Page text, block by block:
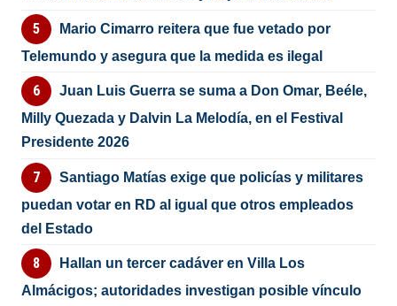
Mario Cimarro reitera que fue vetado por
Telemundo y asegura que la medida es ilegal
Juan Luis Guerra se suma a Don Omar, Beéle,
Milly Quezada y Dalvin La Melodía, en el Festival
Presidente 2026
Santiago Matías exige que policías y militares
puedan votar en RD al igual que otros empleados
del Estado
Hallan un tercer cadáver en Villa Los
Almácigos; autoridades investigan posible vínculo